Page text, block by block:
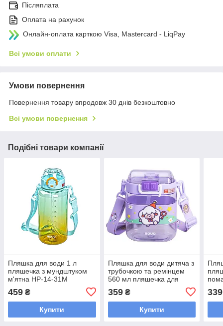
Післяплата
Оплата на рахунок
Онлайн-оплата карткою Visa, Mastercard - LiqPay
Всі умови оплати
Умови повернення
Повернення товару впродовж 30 днів безкоштовно
Всі умови повернення
Подібні товари компанії
Пляшка для води 1 л
пляшечка з мундштуком
м'ятна HP-14-31M
459 ₴
Купити
Пляшка для води дитяча з
трубочкою та ремінцем
560 мл пляшечка для
Фіолетова HP-14-36V
359₴
Купити
339